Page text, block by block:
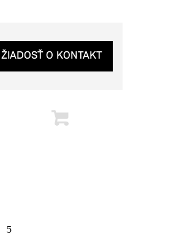
ŽIADOSŤ O KONTAKT
5